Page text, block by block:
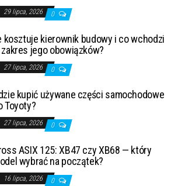
29 lipca, 2026 0
kosztuje kierownik budowy i co wchodzi
jego obowiązków?
27 lipca, 2026 0
kupić używane części samochodowe
Toyoty?
27 lipca, 2026 0
ASIX 125: XB47 czy XB68 — który
wybrać na początek?
16 lipca, 2026 0